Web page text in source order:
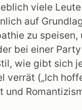
viele
auf
zu
bei einer
wie gibt sich
(„Ich
und